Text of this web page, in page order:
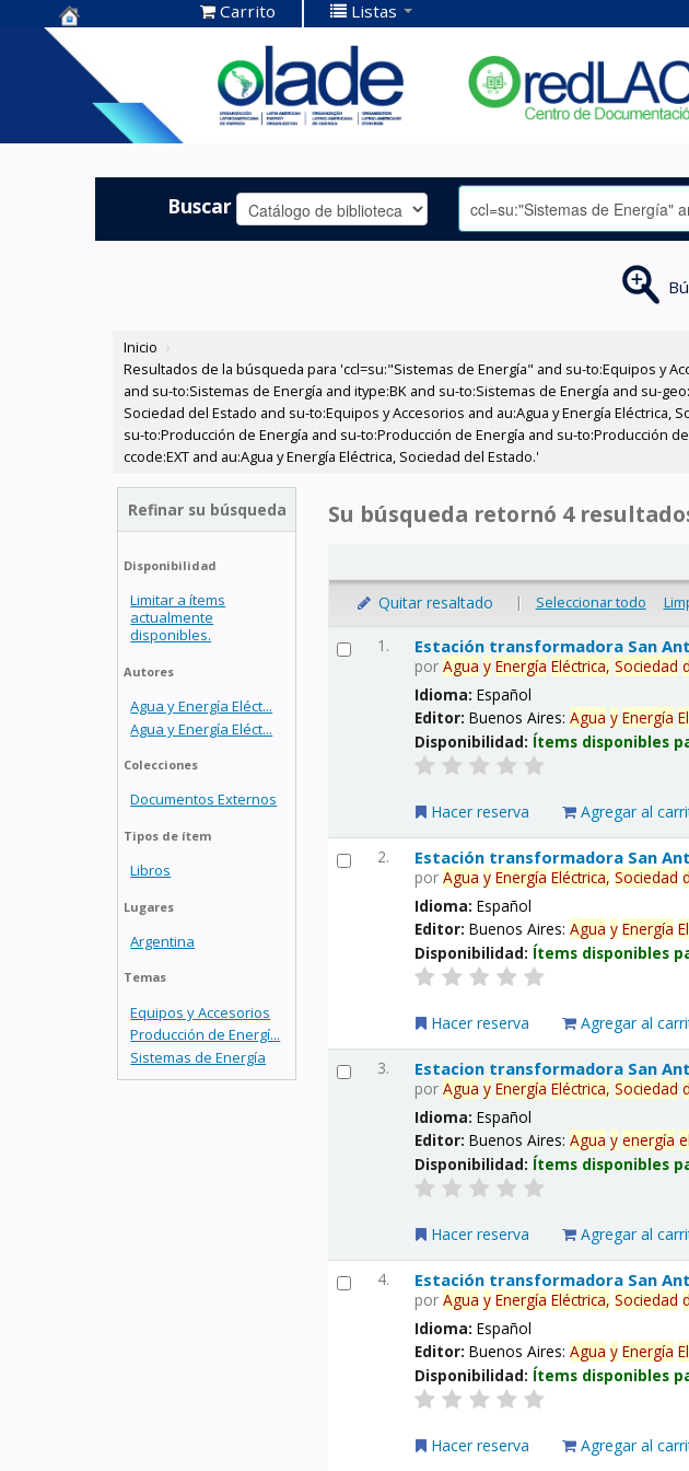
Centro de
Documentación
OLADE -
Carrito Listas
Buscar
Inicio ›
Resultados de la búsqueda para 'ccl=su:"Sistemas de Energía" and su-to:Equipos y
and su-to:Sistemas de Energía and itype:BK and su-to:Sistemas de Energía and su-
Sociedad del Estado and su-to:Equipos y Accesorios and au:Agua y Energía
su-to:Producción de Energía and su-to:Producción de Energía and su-to:Producción
ccode:EXT and au:Agua y Energía Eléctrica, Sociedad del Estado.'
Refinar su búsqueda
Disponibilidad
Limitar a ítems
actualmente
disponibles.
Autores
Agua y Energía Eléct...
Agua y Energía Eléct...
Colecciones
Documentos Externos
Tipos de ítem
Libros
Lugares
Argentina
Temas
Equipos y Accesorios
Producción de Energí...
Sistemas de Energía
Su búsqueda retornó 4
Quitar resaltado | Seleccionar todo
1. Estación transformadora San
porAgua y Energía Eléctrica, Sociedad
Idioma:Español
Editor:Buenos Aires:Agua y Energía
Disponibilidad: Ítems disponibles
Hacer reserva Agregar al
2. Estación transformadora San
porAgua y Energía Eléctrica, Sociedad
Idioma:Español
Editor:Buenos Aires:Agua y Energía
Disponibilidad: Ítems disponibles
Hacer reserva Agregar al
3. Estacion transformadora San
porAgua y Energía Eléctrica, Sociedad
Idioma:Español
Editor:Buenos Aires:Agua y energía
Disponibilidad: Ítems disponibles
Hacer reserva Agregar al
4. Estación transformadora San
porAgua y Energía Eléctrica, Sociedad
Idioma:Español
Editor:Buenos Aires:Agua y Energía
Disponibilidad: Ítems disponibles
Hacer reserva Agregar al